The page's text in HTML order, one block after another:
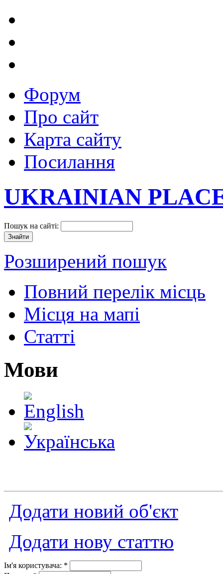
Форум
Про сайт
Карта сайту
Посилання
UKRAINIAN
Пошук на сайті:
Розширений пошук
Повний перелік місць
Місця на мапі
Статті
Мови
Додати новий об'єкт
Додати нову статтю
Ім'я користувача: *